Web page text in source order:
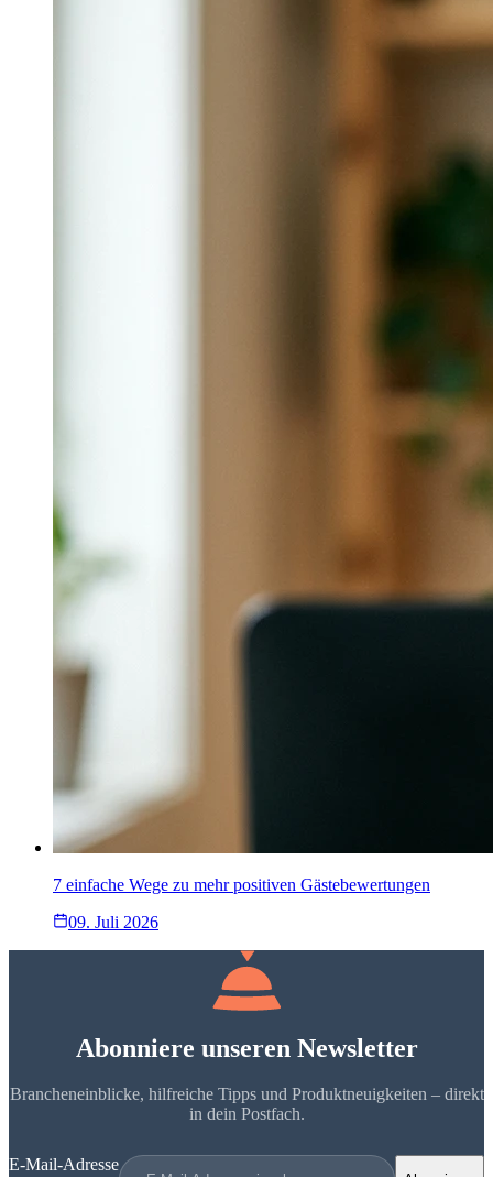
7 einfache Wege zu mehr positiven Gästebewertungen
09. Juli 2026
Abonniere unseren Newsletter
Brancheneinblicke, hilfreiche Tipps und Produktneuigkeiten – direkt
in dein Postfach.
E-Mail-Adresse